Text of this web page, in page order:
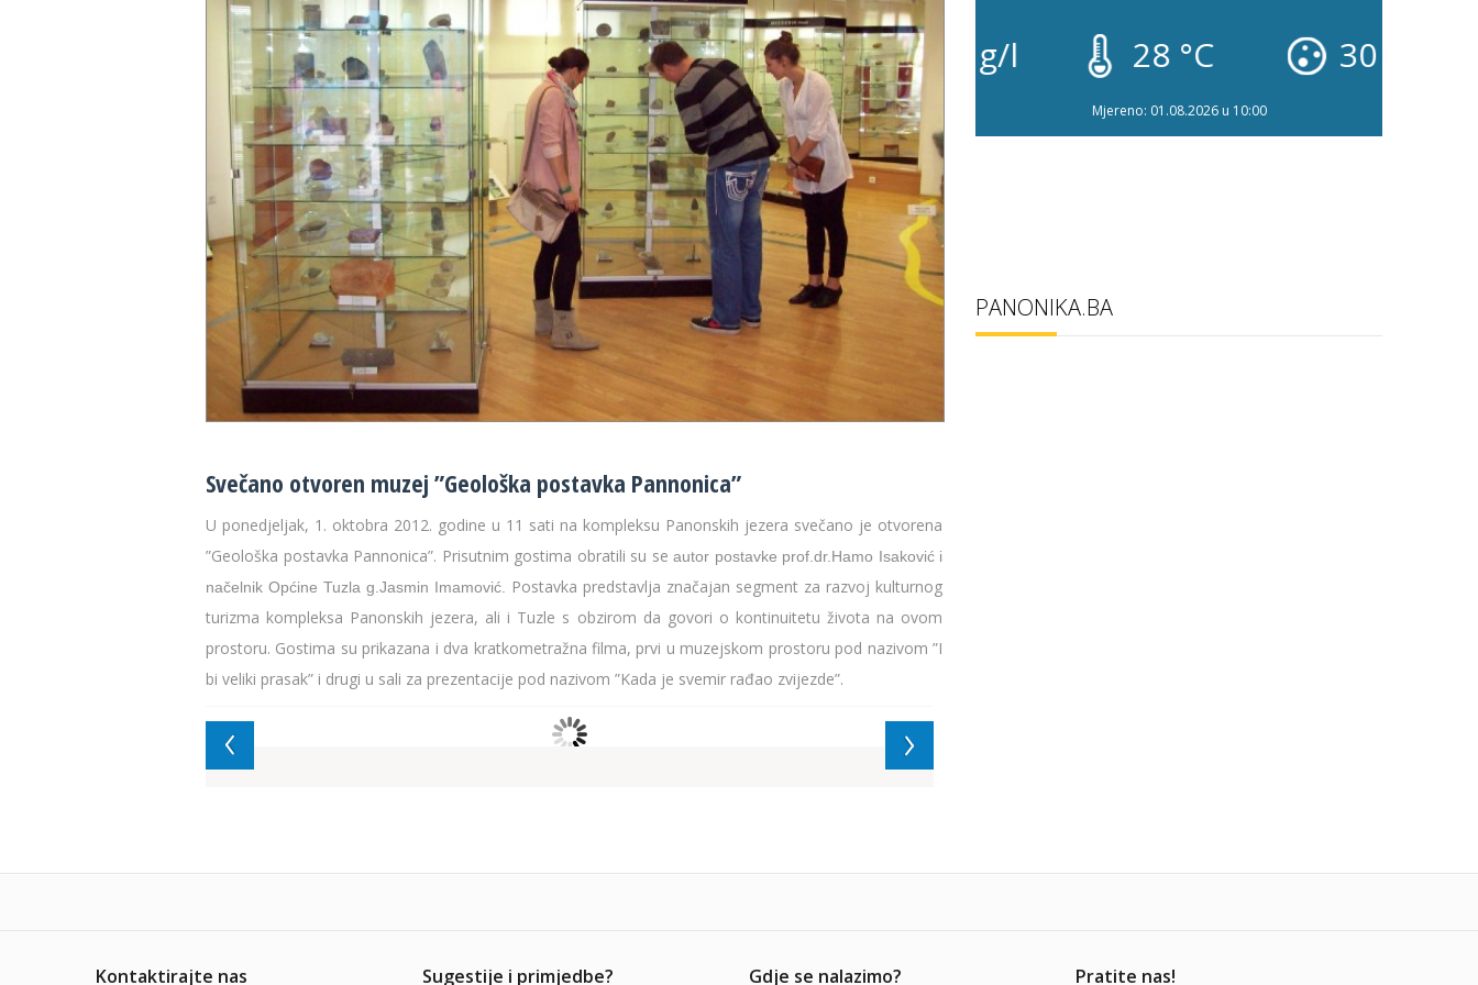
Svečano otvoren muzej ”Geološka postavka Pannonica”
U ponedjeljak, 1. oktobra 2012. godine u 11 sati na kompleksu Panonskih jezera svečano je otvorena
”Geološka postavka Pannonica”. Prisutnim gostima obratili su se autor postavke prof.dr.Hamo Isaković i
načelnik Općine Tuzla g.Jasmin Imamović.
Postavka predstavlja značajan segment za razvoj kulturnog
turizma kompleksa Panonskih jezera, ali i Tuzle s obzirom da govori o kontinuitetu života na ovom
prostoru. Gostima su prikazana i dva kratkometražna filma, prvi u muzejskom prostoru pod nazivom ”I
bi veliki prasak” i drugi u sali za prezentacije pod nazivom ”Kada je svemir rađao zvijezde”.
28 °C 30 g/l 28 °C 30 g/l 28 °C 30 g/l
Mjereno: 01.08.2026 u 10:00
PANONIKA.BA
Kontaktirajte nas Sugestije i primjedbe? Gdje se nalazimo? Pratite nas!